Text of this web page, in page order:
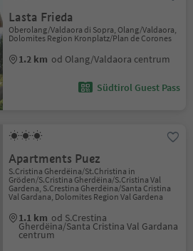
Lasta Frieda
Oberolang/Valdaora di Sopra, Olang/Valdaora,
Dolomites Region Kronplatz/Plan de Corones
1.2 km od Olang/Valdaora centrum
Südtirol Guest Pass
Apartments Puez
S.Cristina Gherdëina/St.Christina in
Gröden/S.Cristina Gherdëina/S.Cristina Val
Gardena, S.Crestina Gherdëina/Santa Cristina
Val Gardana, Dolomites Region Val Gardena
1.1 km od S.Crestina
Gherdëina/Santa Cristina Val Gardana
centrum